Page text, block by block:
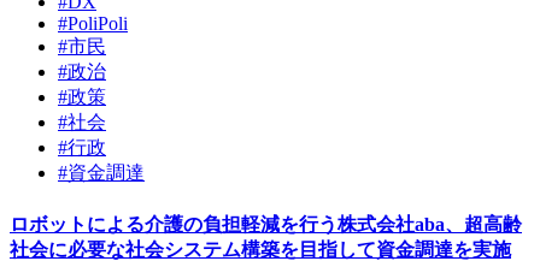
#PoliPoli
#市民
#政治
#政策
#社会
#行政
#資金調達
ロボットによる介護の負担軽減を行う株式会社aba、超高齢
社会に必要な社会システム構築を目指して資金調達を実施